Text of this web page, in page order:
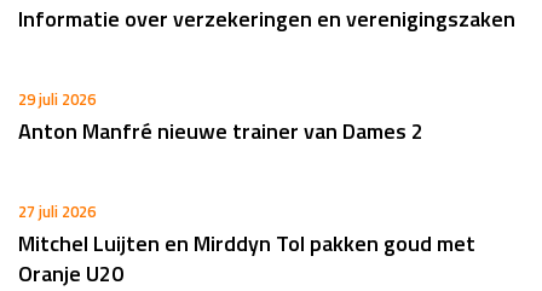
Informatie over verzekeringen en verenigingszaken
29 juli 2026
Anton Manfré nieuwe trainer van Dames 2
27 juli 2026
Mitchel Luijten en Mirddyn Tol pakken goud met
Oranje U20